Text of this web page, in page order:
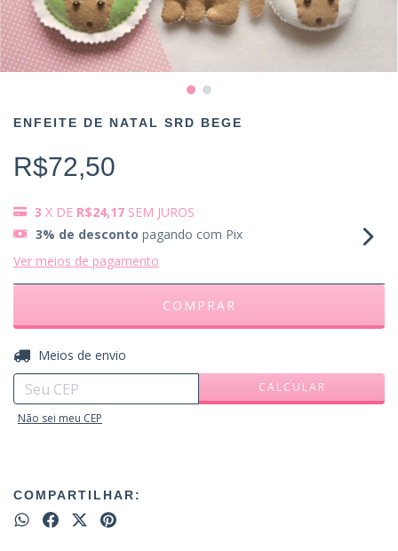
ENFEITE DE NATAL SRD BEGE
R$72,50
3 X DE R$24,17 SEM JUROS
3% de desconto pagando com Pix
Ver meios de pagamento
Entregas para o CEP:
Meios de envio
CALCULAR
Não sei meu CEP
COMPARTILHAR: